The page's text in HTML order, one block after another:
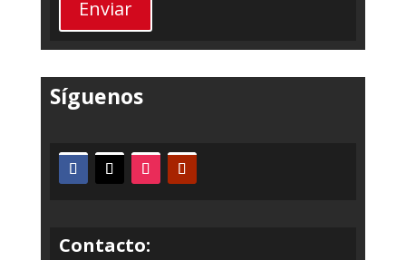
Enviar
Síguenos
Contacto: